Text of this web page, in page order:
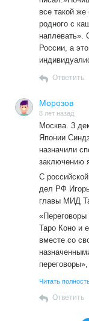
все такой же
родного с
наплевать».
России, а
Ответить
Морозов
8 лет назад
Москва. 3
Японии
назначили
заключению
С
дел РФ
главы МИД
«Переговоры
Таро Коно и
вместе со
Будет
Читать
Ответить